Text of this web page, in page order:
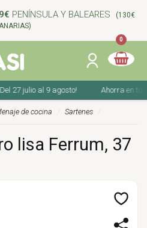
PENÍNSULA Y BALEARES
(130€
0
julio al 9 agosto! Ahorra en tu
de cocina Sartenes
lisa Ferrum, 37